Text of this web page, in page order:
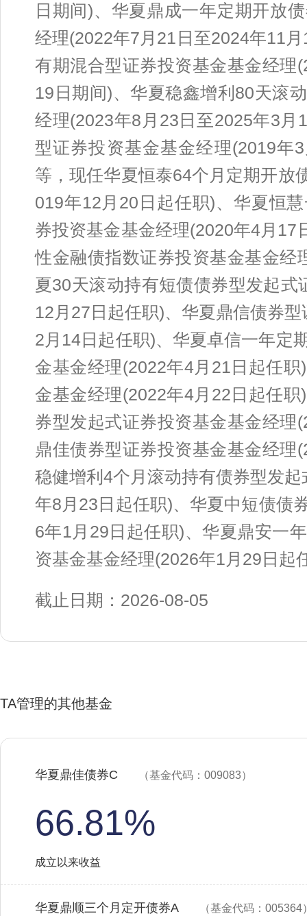
日期间)、华夏鼎成一年定期开放
经理(2022年7月21日至2024年11
有期混合型证券投资基金基金经理
19日期间)、华夏稳鑫增利80天滚
经理(2023年8月23日至2025年3
型证券投资基金基金经理(2019年
等，现任华夏恒泰64个月定期开放
019年12月20日起任职)、华夏恒
券投资基金基金经理(2020年4月17
性金融债指数证券投资基金基金经
夏30天滚动持有短债债券型发起
12月27日起任职)、华夏鼎信债券
2月14日起任职)、华夏卓信一年定
金基金经理(2022年4月21日起任
金基金经理(2022年4月22日起任
券型发起式证券投资基金基金经理
鼎佳债券型证券投资基金基金经理
稳健增利4个月滚动持有债券型发
年8月23日起任职)、华夏中短债债
6年1月29日起任职)、华夏鼎安一
资基金基金经理(2026年1月29日起
截止日期：2026-08-05
TA管理的其他基金
华夏鼎佳债券C （基金代码：009083）
66.81%
成立以来收益
华夏鼎顺三个月定开债券A （基金代码：005364